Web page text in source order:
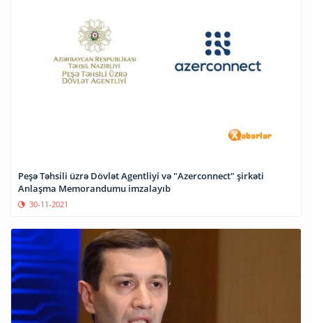
Peşə Təhsili üzrə Dövlət Agentliyi və "Azerconnect" şirkəti
Anlaşma Memorandumu imzalayıb
30-11-2021